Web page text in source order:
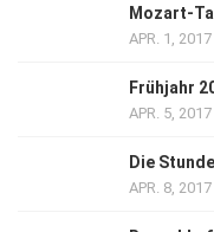
Mozart-
APR. 1, 2017
Frühjahr
APR. 5, 2017
Die
APR. 8, 2017